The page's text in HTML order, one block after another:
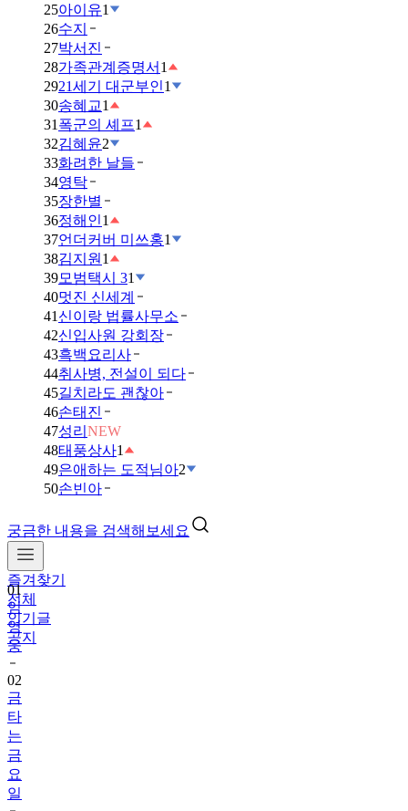
25아이유1
26수지
27박서진
28가족관계증명서 1
2921세기 대군부인1
30송혜교1
31 폭군의 셰프1
32김혜윤2
33화려한 날들
34영탁
35장한별
36정해인1
37언더커버 미쓰홍1
38김지원 1
39모범택시 31
40멋진 신세계
41 신이랑 법률사무소
42신입사원 강회장
43흑백요리사
44취사병, 전설이 되다
45길치라도 괜찮아
46손태진
47성리 NEW
48태풍상사1
49은애하는 도적님아2
50손빈아
궁금한 내용을 검색해보세요
즐겨찾기
전체
인기글
공지
01
임
영
웅
02
금
타
는
금
요
일